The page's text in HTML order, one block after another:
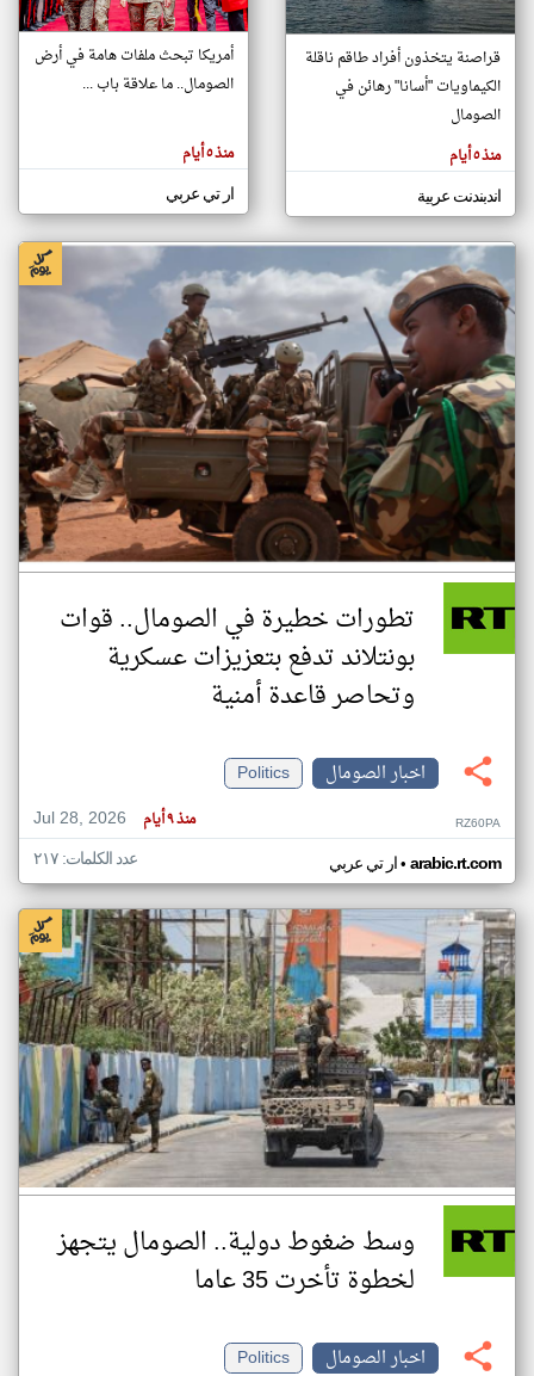
تغيير الدولة
اخبار الصومال على مدار الساعة
أهم اخبار الصومال العاجلة والمباشرة
المقالات
هنا عن
وجهة
كاتبيها.
قراصنة يتخذون أفراد طاقم ناقلة
الكيماويات "أسانا" رهائن في
الصومال
منذ ٥ أيام
اندبندنت عربية
أمريكا تبحث ملفات هامة في أرض
الصومال.. ما علاقة باب ...
منذ ٥ أيام
ار تي عربي
تطورات خطيرة في الصومال.. قوات
بونتلاند تدفع بتعزيزات عسكرية
وتحاصر قاعدة أمنية
اخبار الصومال
Politics
Jul 28, 2026
منذ ٩ أيام RZ60PA
ار تي عربي• arabic.rt.com عدد الكلمات: ٢١٧
وسط ضغوط دولية.. الصومال يتجهز
لخطوة تأخرت 35 عاما
اخبار الصومال
Politics
klyoum.com